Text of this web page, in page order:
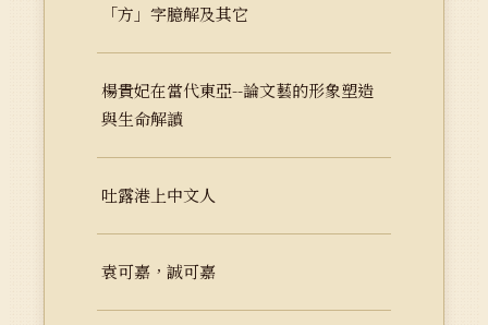
「方」字臆解及其它
楊貴妃在當代東亞--論文藝的形象塑造
與生命解讀
吐露港上中文人
袁可嘉，誠可嘉